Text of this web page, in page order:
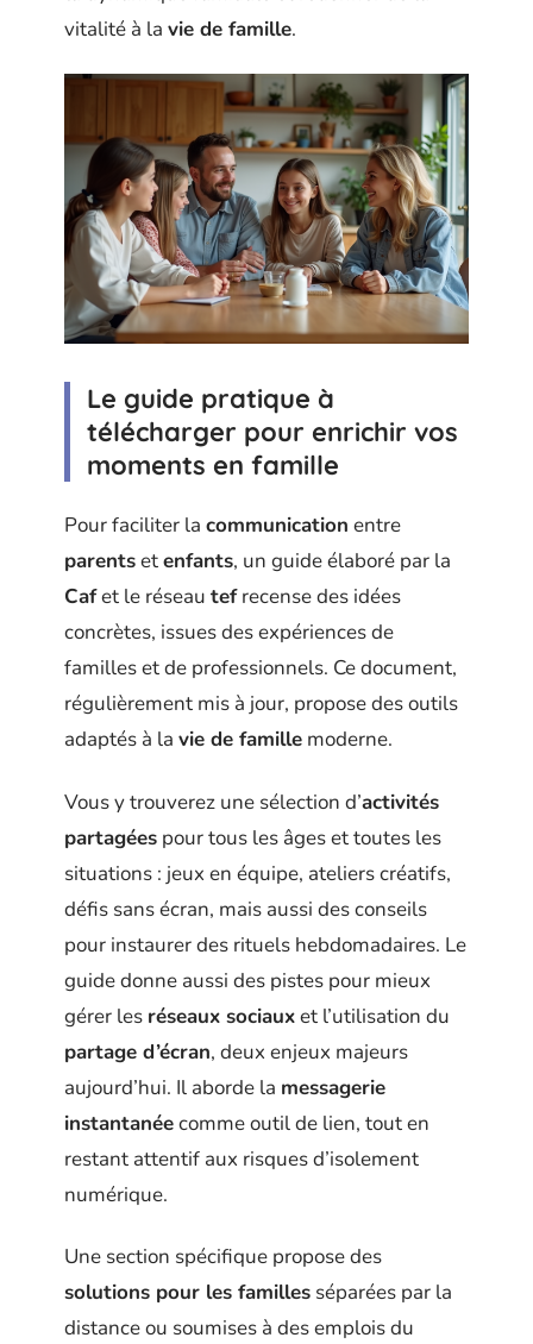
vitalité à la vie de famille.
Le guide pratique à
télécharger pour enrichir vos
moments en famille
Pour faciliter la communication entre
parentsetenfants, un guide élaboré par la
Cafet le réseau tefrecense des idées
concrètes, issues des expériences de
familles et de professionnels. Ce document,
régulièrement mis à jour, propose des outils
adaptés à la vie de famille moderne.
Vous y trouverez une sélection d’activités
partagées pour tous les âges et toutes les
situations : jeux en équipe, ateliers créatifs,
défis sans écran, mais aussi des conseils
pour instaurer des rituels hebdomadaires. Le
guide donne aussi des pistes pour mieux
gérer les réseaux sociauxet l’utilisation du
partage d’écran, deux enjeux majeurs
aujourd’hui. Il aborde la messagerie
instantanéecomme outil de lien, tout en
restant attentif aux risques d’isolement
numérique.
Une section spécifique propose des
solutions pour les familles séparées par la
distance ou soumises à des emplois du